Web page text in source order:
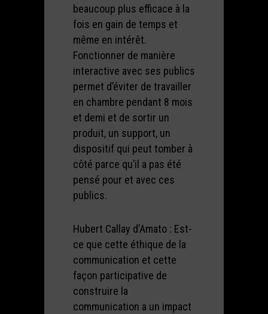
beaucoup plus efficace à la
fois en gain de temps et
même en intérêt.
Fonctionner de manière
interactive avec ses publics
permet d’éviter de travailler
en chambre pendant 8 mois
et demi et de sortir un
produit, un support, un
dispositif qui peut tomber à
côté parce qu’il a pas été
pensé pour et avec ces
publics.
Hubert Callay d’Amato : Est-
ce que cette éthique de la
communication et cette
façon participative de
construire la
communication a un impact